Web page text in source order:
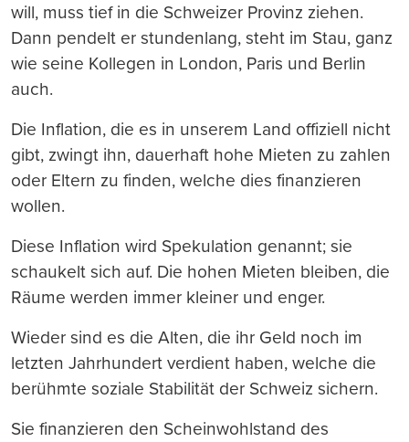
will, muss tief in die Schweizer Provinz ziehen.
Dann pendelt er stundenlang, steht im Stau, ganz
wie seine Kollegen in London, Paris und Berlin
auch.
Die Inflation, die es in unserem Land offiziell nicht
gibt, zwingt ihn, dauerhaft hohe Mieten zu zahlen
oder Eltern zu finden, welche dies finanzieren
wollen.
Diese Inflation wird Spekulation genannt; sie
schaukelt sich auf. Die hohen Mieten bleiben, die
Räume werden immer kleiner und enger.
Wieder sind es die Alten, die ihr Geld noch im
letzten Jahrhundert verdient haben, welche die
berühmte soziale Stabilität der Schweiz sichern.
Sie finanzieren den Scheinwohlstand des